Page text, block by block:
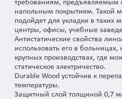
требованиям, предъявляемым
напольным покрытиям. Такой
подойдет для укладки в таких
центры, офисы, учебные
Антистатические свойства
использовать его в
крупных производствах, где
статическое электричество.
Durable Wood устойчив к
температуры.
Защитный слой толщиной 0,7